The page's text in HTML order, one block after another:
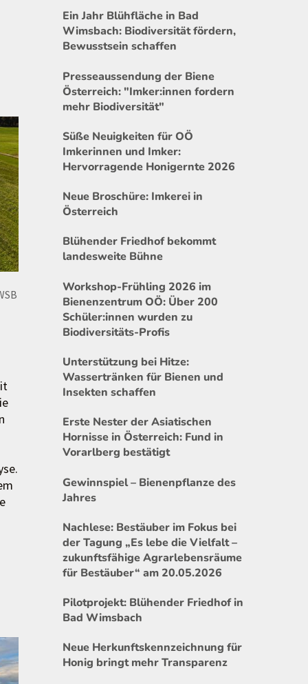
Ein Jahr Blühfläche in Bad
Wimsbach: Biodiversität fördern,
Bewusstsein schaffen
Presseaussendung der Biene
Österreich: "Imker:innen fordern
mehr Biodiversität"
Süße Neuigkeiten für OÖ
Imkerinnen und Imker:
Hervorragende Honigernte 2026
Neue Broschüre: Imkerei in
Österreich
Blühender Friedhof bekommt
landesweite Bühne
Workshop-Frühling 2026 im
Bienenzentrum OÖ: Über 200
Schüler:innen wurden zu
Biodiversitäts-Profis
Unterstützung bei Hitze:
Wassertränken für Bienen und
Insekten schaffen
Erste Nester der Asiatischen
Hornisse in Österreich: Fund in
Vorarlberg bestätigt
Gewinnspiel – Bienenpflanze des
Jahres
Nachlese: Bestäuber im Fokus bei
der Tagung „Es lebe die Vielfalt –
zukunftsfähige Agrarlebensräume
für Bestäuber“ am 20.05.2026
Pilotprojekt: Blühender Friedhof in
Bad Wimsbach
Neue Herkunftskennzeichnung für
Honig bringt mehr Transparenz